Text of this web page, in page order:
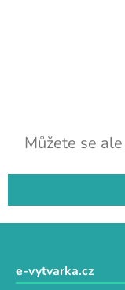
Můžete se
e-vytvarka.cz